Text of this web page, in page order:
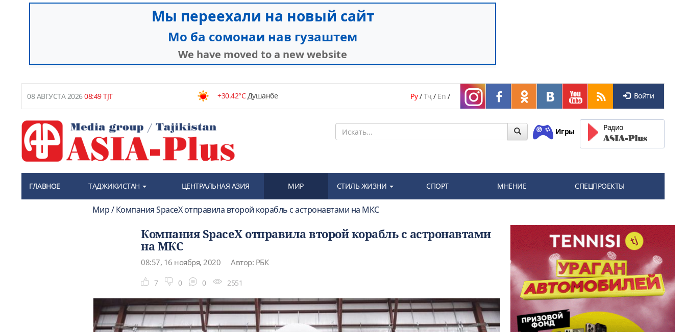
08 АВГУСТА 202608:49 TJT +30.42°CДушанбе Ру/Тҷ/ En / Войти
Игры Радио
ГЛАВНОЕ ТАДЖИКИСТАН ЦЕНТРАЛЬНАЯ АЗИЯ МИР СТИЛЬ ЖИЗНИ СПОРТ МНЕНИЕ СПЕЦПРОЕКТЫ
Мир / Компания SpaceX отправила второй корабль с астронавтами на МКС
Компания SpaceX отправила второй корабль с астронавтами
на МКС
08:57, 16 ноября, 2020 Автор: РБК
7 0 0 2551